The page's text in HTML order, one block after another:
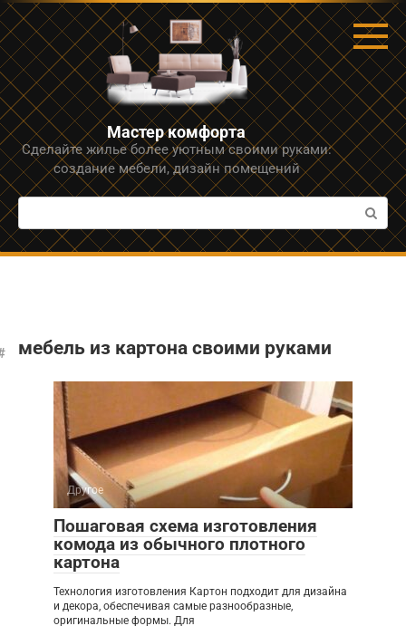
Перейти
к
контенту
Мастер комфорта
Сделайте жилье более уютным своими руками:
создание мебели, дизайн помещений
Поиск:
мебель из картона своими руками
Другое
Пошаговая схема изготовления
комода из обычного плотного
картона
Технология изготовления Картон подходит для дизайна
и декора, обеспечивая самые разнообразные,
оригинальные формы. Для